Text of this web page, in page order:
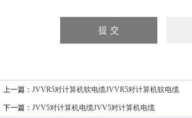
上一篇： JVVR5对计算机软电缆JVVR5对计算机软电缆
下一篇： JVV5对计算机电缆JVV5对计算机电缆